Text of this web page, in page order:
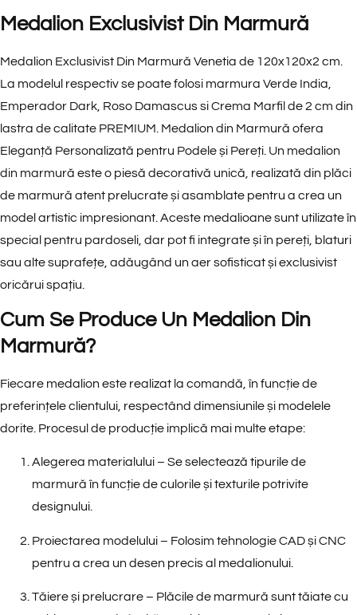
Medalion Exclusivist Din Marmură
Medalion Exclusivist Din Marmură Venetia de 120x120x2 cm.
La modelul respectiv se poate folosi marmura Verde India,
Emperador Dark, Roso Damascus si Crema Marfil de 2 cm din
lastra de calitate PREMIUM Medalion din Marmură ofera
Eleganță Personalizată pentru Podele și Pereți. Un medalion
din marmură este o piesă decorativă unică, realizată din plăci
de marmură atent prelucrate și asamblate pentru a crea un
model artistic impresionant. Aceste medalioane sunt utilizate în
special pentru pardoseli, dar pot fi integrate și în pereți, blaturi
sau alte suprafețe, adăugând un aer sofisticat și exclusivist
oricărui spațiu.
Cum Se Produce Un Medalion Din
Marmură?
Fiecare medalion este realizat la comandă , în funcție de
preferințele clientului, respectând dimensiunile și modelele
dorite. Procesul de producție implică mai multe etape:
Alegerea materialului– Se selectează tipurile de
marmură în funcție de culorile și texturile potrivite
designului.
Proiectarea modelului– Folosim tehnologie CAD și CNC
pentru a crea un desen precis al medalionului.
Tăiere și prelucrare– Plăcile de marmură sunt tăiate cu